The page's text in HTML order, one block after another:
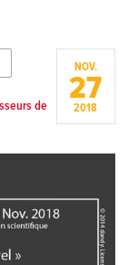
de
NOV.
27
2018